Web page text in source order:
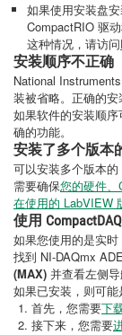
如果使用安装盘
CompactRIO 驱
这种情况，请访问
安装顺序不正确
National
装被省略。正确的
如果软件的安装顺
确的功能。
安装了多个版本
可以安装多个版本
需要确保您的硬件
在使用的 LabVIEW
使用
如果您使用的是实
找到 NI-DAQmx
(MAX) 并查看左侧
如果已安装，则可能
首先，您需要下
接下来，您需要